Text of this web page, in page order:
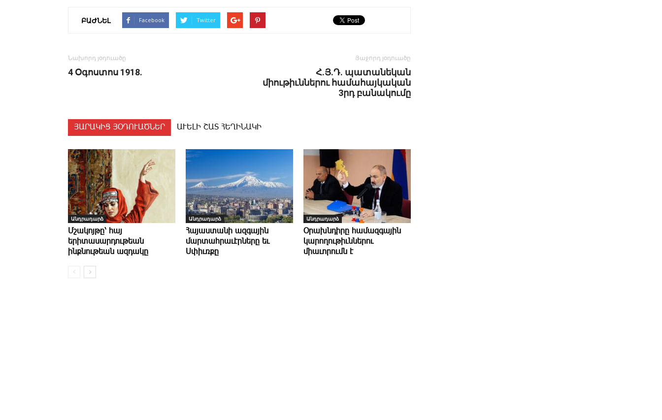
ԲԱԺՆԵԼ Facebook Twitter
Նախորդ յօդուածը
4 Օ­գոս­տոս 1918.
Յաջորդ յօդուածը
Հ.Յ.Դ. պատանեկան
միութիւններու համահայկական
3րդ բանակումը
ՅԱՐԱԿԻՑ ՅՕԴՈՒԱԾՆԵՐ ԱՒԵԼԻ ՇԱՏ ՀԵՂԻՆԱԿԻ
Անդրադարձ
Մշակոյթը՝ հայ
երիտասարդութեան
ինքնութեան ազդակը
Անդրադարձ
Հայաստանի ազգային
մարտահրաւէրները եւ
Սփիւռքը
Անդրադարձ
Օ­րախնդիրը համազգային
կարողութիւններու
միաւորումն է